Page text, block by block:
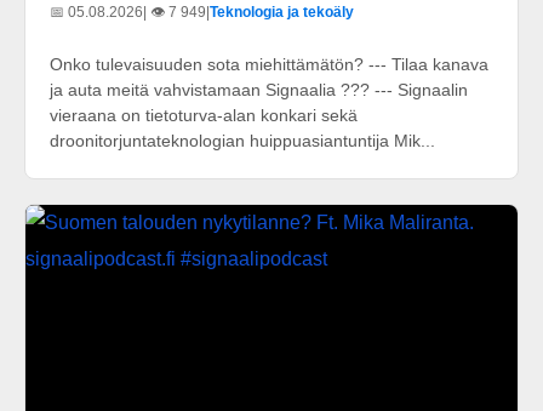
📅 05.08.2026| 👁️ 7 949|Teknologia ja tekoäly
Onko tulevaisuuden sota miehittämätön? --- Tilaa kanava
ja auta meitä vahvistamaan Signaalia ??? --- Signaalin
vieraana on tietoturva-alan konkari sekä
droonitorjuntateknologian huippuasiantuntija Mik...